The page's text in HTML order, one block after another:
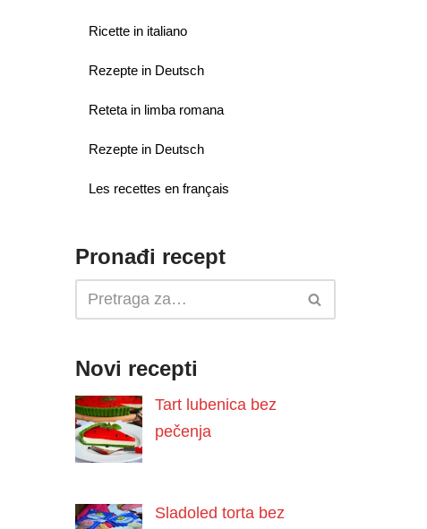
Ricette in italiano
Rezepte in Deutsch
Reteta in limba romana
Rezepte in Deutsch
Les recettes en français
Pronađi recept
Novi recepti
Tart lubenica bez
pečenja
Sladoled torta bez